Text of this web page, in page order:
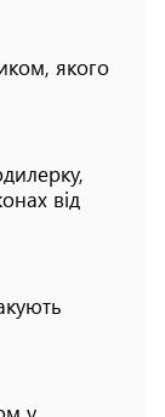
якого
від